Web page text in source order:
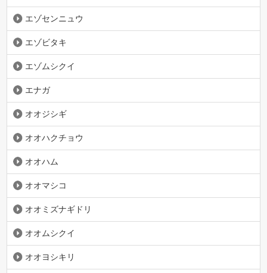
エゾセンニュウ
エゾビタキ
エゾムシクイ
エナガ
オオジシギ
オオハクチョウ
オオハム
オオマシコ
オオミズナギドリ
オオムシクイ
オオヨシキリ